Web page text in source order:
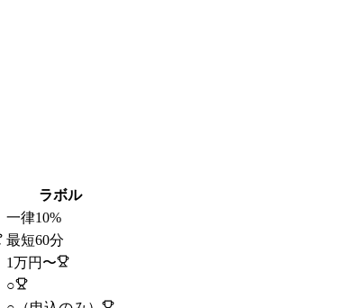
ラボル
一律10%
最短60分
1万円〜
○